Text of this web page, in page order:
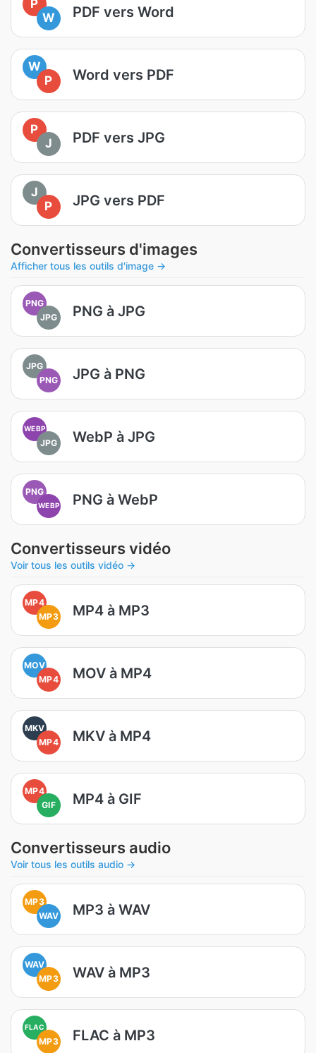
P
W
PDF vers Word
W
P
Word vers PDF
P
J
PDF vers JPG
J
P
JPG vers PDF
Convertisseurs d'images
Afficher tous les outils d'image →
PNG
JPG
PNG à JPG
JPG
PNG
JPG à PNG
WEBP
JPG WebP à JPG
PNG
WEBP PNG à WebP
Convertisseurs vidéo
Voir tous les outils vidéo →
MP4
MP3
MP4 à MP3
MOV
MP4
MOV à MP4
MKV
MP4
MKV à MP4
MP4
GIF
MP4 à GIF
Convertisseurs audio
Voir tous les outils audio →
MP3
WAV
MP3 à WAV
WAV
MP3
WAV à MP3
FLAC
MP3 FLAC à MP3